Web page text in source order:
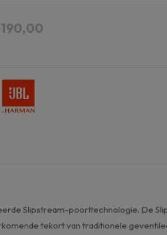
Slipstream-poorttechnologie. De
tekort van traditionele